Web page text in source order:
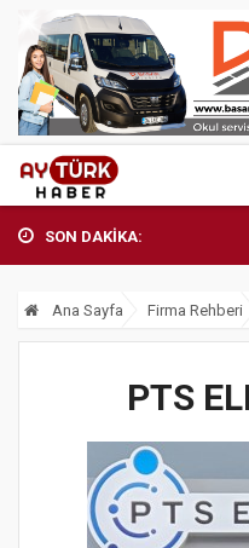
SON DAKİKA:
Ana Sayfa Firma Rehberi
PTS